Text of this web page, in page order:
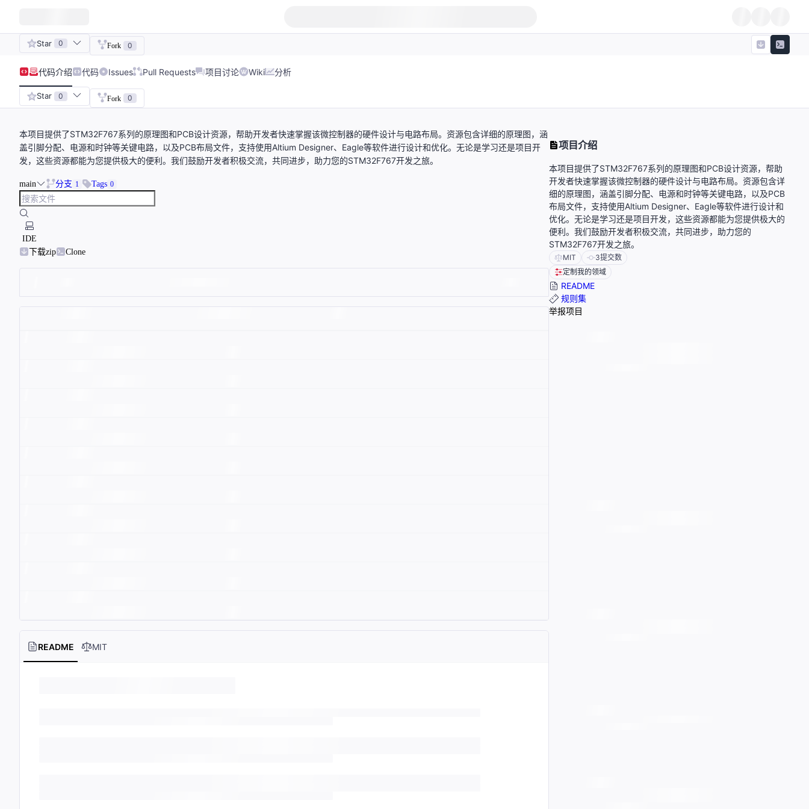
Star 0 Fork 0
代码介绍 代码 Issues Pull Requests 项目讨论 Wiki 分析
Star 0 Fork 0
本项目提供了STM32F767系列的原理图和PCB设计资源，帮助开发者快速掌握该微控制器的硬件设计与电路布局。资源包含详细的原理图，涵
盖引脚分配、电源和时钟等关键电路，以及PCB布局文件，支持使用Altium Designer、Eagle等软件进行设计和优化。无论是学习还是项目开
发，这些资源都能为您提供极大的便利。我们鼓励开发者积极交流，共同进步，助力您的STM32F767开发之旅。
main 分支 1 Tags 0
IDE
下载zip
Clone
README MIT
项目介绍
本项目提供了STM32F767系列的原理图和PCB设计资源，帮助
开发者快速掌握该微控制器的硬件设计与电路布局。资源包含详
细的原理图，涵盖引脚分配、电源和时钟等关键电路，以及PCB
布局文件，支持使用Altium Designer、Eagle等软件进行设计和
优化。无论是学习还是项目开发，这些资源都能为您提供极大的
便利。我们鼓励开发者积极交流，共同进步，助力您的
STM32F767开发之旅。
MIT 3提交数
定制我的领域
README
规则集
举报项目